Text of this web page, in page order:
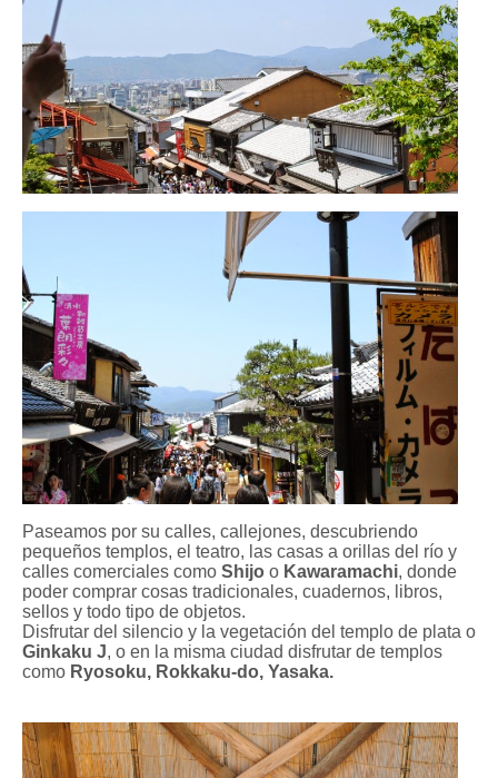
Paseamos por su calles, callejones, descubriendo
pequeños templos, el teatro, las casas a orillas del río y
calles comerciales como Shijo o Kawaramachi, donde
poder comprar cosas tradicionales, cuadernos, libros,
sellos y todo tipo de objetos.
Disfrutar del silencio y la vegetación del templo de plata o
Ginkaku J, o en la misma ciudad disfrutar de templos
como Ryosoku, Rokkaku-do, Yasaka.